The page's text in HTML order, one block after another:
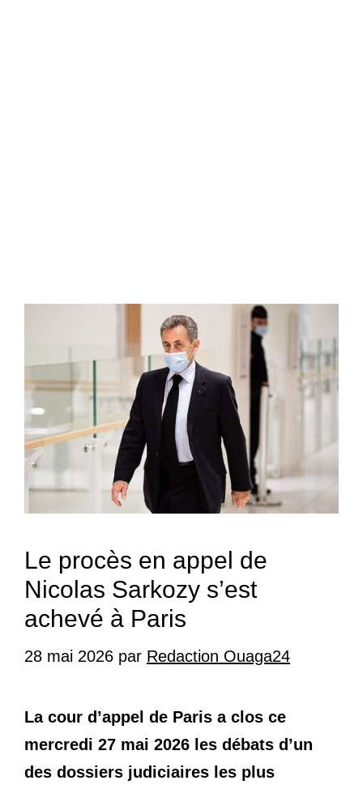
Le procès en appel de
Nicolas Sarkozy s’est
achevé à Paris
28 mai 2026 par Redaction Ouaga24
La cour d’appel de Paris a clos ce
mercredi 27 mai 2026 les débats d’un
des dossiers judiciaires les plus